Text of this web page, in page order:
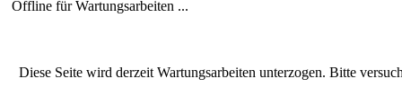
Offline für Wartungsarbeiten ...
Diese Seite wird derzeit Wartungsarbeiten unterzogen. Bitte